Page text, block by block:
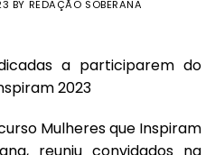
BY REDAÇÃO SOBERANA
a participarem do
2023
Mulheres que Inspiram